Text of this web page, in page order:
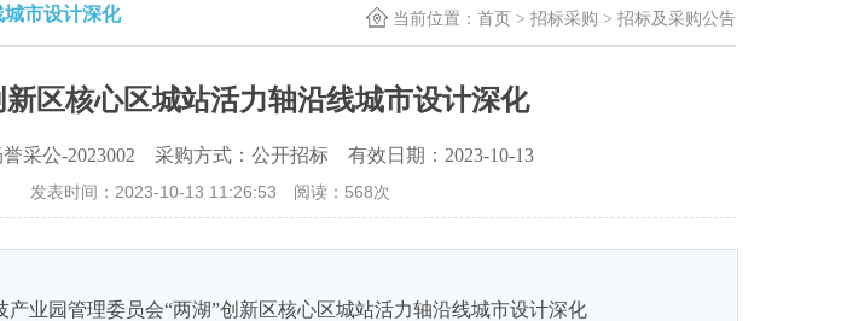
市设计深化 当前位置： 首页 > 招标采购 > 招标及采购公告
新区核心区城站活力轴沿线城市设计深化
采公-2023002 采购方式：公开招标 有效日期：2023-10-13
发表时间：2023-10-13 11:26:53 阅读： 568次
产业园管理委员会“两湖”创新区核心区城站活力轴沿线城市设计深化